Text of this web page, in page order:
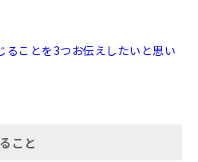
ることを3つお伝えしたいと思い
こと